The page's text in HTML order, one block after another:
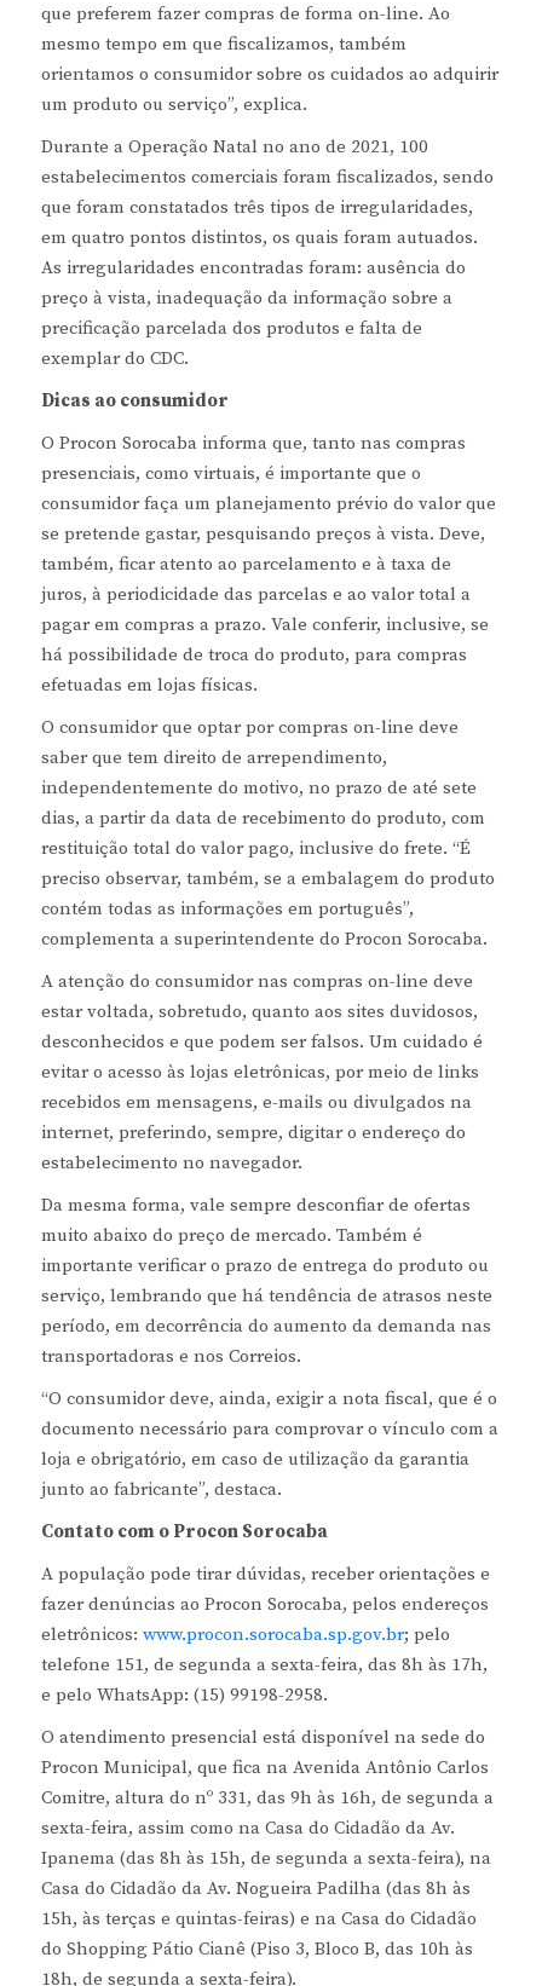
que preferem fazer compras de forma on-line. Ao
mesmo tempo em que fiscalizamos, também
orientamos o consumidor sobre os cuidados ao adquirir
um produto ou serviço”, explica.
Durante a Operação Natal no ano de 2021, 100
estabelecimentos comerciais foram fiscalizados, sendo
que foram constatados três tipos de irregularidades,
em quatro pontos distintos, os quais foram autuados.
As irregularidades encontradas foram: ausência do
preço à vista, inadequação da informação sobre a
precificação parcelada dos produtos e falta de
exemplar do CDC.
Dicas ao consumidor
O Procon Sorocaba informa que, tanto nas compras
presenciais, como virtuais, é importante que o
consumidor faça um planejamento prévio do valor que
se pretende gastar, pesquisando preços à vista. Deve,
também, ficar atento ao parcelamento e à taxa de
juros, à periodicidade das parcelas e ao valor total a
pagar em compras a prazo. Vale conferir, inclusive, se
há possibilidade de troca do produto, para compras
efetuadas em lojas físicas.
O consumidor que optar por compras on-line deve
saber que tem direito de arrependimento,
independentemente do motivo, no prazo de até sete
dias, a partir da data de recebimento do produto, com
restituição total do valor pago, inclusive do frete. “É
preciso observar, também, se a embalagem do produto
contém todas as informações em português”,
complementa a superintendente do Procon Sorocaba.
A atenção do consumidor nas compras on-line deve
estar voltada, sobretudo, quanto aos sites duvidosos,
desconhecidos e que podem ser falsos. Um cuidado é
evitar o acesso às lojas eletrônicas, por meio de links
recebidos em mensagens, e-mails ou divulgados na
internet, preferindo, sempre, digitar o endereço do
estabelecimento no navegador.
Da mesma forma, vale sempre desconfiar de ofertas
muito abaixo do preço de mercado. Também é
importante verificar o prazo de entrega do produto ou
serviço, lembrando que há tendência de atrasos neste
período, em decorrência do aumento da demanda nas
transportadoras e nos Correios.
“O consumidor deve, ainda, exigir a nota fiscal, que é o
documento necessário para comprovar o vínculo com a
loja e obrigatório, em caso de utilização da garantia
junto ao fabricante”, destaca.
Contato com o Procon Sorocaba
A população pode tirar dúvidas, receber orientações e
fazer denúncias ao Procon Sorocaba, pelos endereços
eletrônicos: www.procon.sorocaba.sp.gov.br; pelo
telefone 151, de segunda a sexta-feira, das 8h às 17h,
e pelo WhatsApp: (15) 99198-2958.
O atendimento presencial está disponível na sede do
Procon Municipal, que fica na Avenida Antônio Carlos
Comitre, altura do nº 331, das 9h às 16h, de segunda a
sexta-feira, assim como na Casa do Cidadão da Av.
Ipanema (das 8h às 15h, de segunda a sexta-feira), na
Casa do Cidadão da Av. Nogueira Padilha (das 8h às
15h, às terças e quintas-feiras) e na Casa do Cidadão
do Shopping Pátio Cianê (Piso 3, Bloco B, das 10h às
18h, de segunda a sexta-feira).